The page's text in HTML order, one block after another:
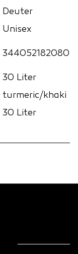
Deuter
Unisex
344052182080
30 Liter
turmeric/khaki
30 Liter